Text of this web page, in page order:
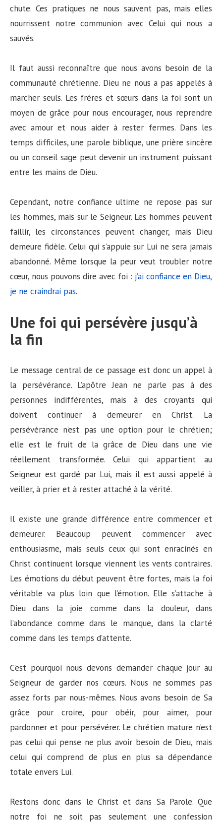
chute. Ces pratiques ne nous sauvent pas, mais elles
nourrissent notre communion avec Celui qui nous a
sauvés.
Il faut aussi reconnaître que nous avons besoin de la
communauté chrétienne. Dieu ne nous a pas appelés à
marcher seuls. Les frères et sœurs dans la foi sont un
moyen de grâce pour nous encourager, nous reprendre
avec amour et nous aider à rester fermes. Dans les
temps difficiles, une parole biblique, une prière sincère
ou un conseil sage peut devenir un instrument puissant
entre les mains de Dieu.
Cependant, notre confiance ultime ne repose pas sur
les hommes, mais sur le Seigneur. Les hommes peuvent
faillir, les circonstances peuvent changer, mais Dieu
demeure fidèle. Celui qui s’appuie sur Lui ne sera jamais
abandonné. Même lorsque la peur veut troubler notre
cœur, nous pouvons dire avec foi : j’ai confiance en Dieu,
je ne craindrai pas.
Une foi qui persévère jusqu’à
la fin
Le message central de ce passage est donc un appel à
la persévérance. L’apôtre Jean ne parle pas à des
personnes indifférentes, mais à des croyants qui
doivent continuer à demeurer en Christ. La
persévérance n’est pas une option pour le chrétien;
elle est le fruit de la grâce de Dieu dans une vie
réellement transformée. Celui qui appartient au
Seigneur est gardé par Lui, mais il est aussi appelé à
veiller, à prier et à rester attaché à la vérité.
Il existe une grande différence entre commencer et
demeurer. Beaucoup peuvent commencer avec
enthousiasme, mais seuls ceux qui sont enracinés en
Christ continuent lorsque viennent les vents contraires.
Les émotions du début peuvent être fortes, mais la foi
véritable va plus loin que l’émotion. Elle s’attache à
Dieu dans la joie comme dans la douleur, dans
l’abondance comme dans le manque, dans la clarté
comme dans les temps d’attente.
C’est pourquoi nous devons demander chaque jour au
Seigneur de garder nos cœurs. Nous ne sommes pas
assez forts par nous-mêmes. Nous avons besoin de Sa
grâce pour croire, pour obéir, pour aimer, pour
pardonner et pour persévérer. Le chrétien mature n’est
pas celui qui pense ne plus avoir besoin de Dieu, mais
celui qui comprend de plus en plus sa dépendance
totale envers Lui.
Restons donc dans le Christ et dans Sa Parole. Que
notre foi ne soit pas seulement une confession